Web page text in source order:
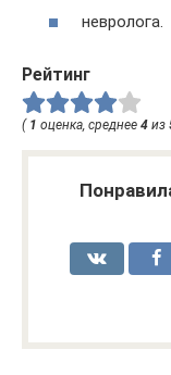
невролога.
Рейтинг
( 1 оценка, среднее 4 из